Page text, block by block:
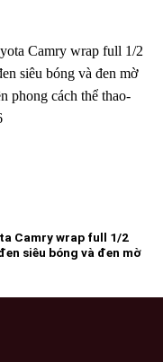
Camry wrap full 1/2
siêu bóng và đen mờ